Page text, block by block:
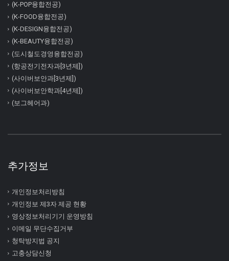
(K-POP융합전공)
(K-FOOD융합전공)
(K-DESIGN융합전공)
(K-BEAUTY융합전공)
(도시철도경영융합전공)
(항공전기전자과[3년제])
(사이버보안과[3년제])
(사이버보안학과[4년제])
(보그헤어과)
추가정보
개인정보처리방침
개인정보 제3자 제공 현황
영상정보처리기기 운영방침
이메일 무단수집거부
청탁방지법 공지
고충상담신청